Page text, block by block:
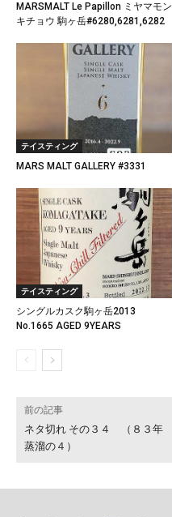
MARSMALT Le Papillon ミヤマモン
キチョウ 駒ヶ岳#6280,6281,6282
テイスティング
MARS MALT GALLERY #3331
テイスティング
シングルカスク駒ヶ岳2013
No.1665 AGED 9YEARS
前の記事
ネタ切れ その３４ （８３年
蒸溜の４）